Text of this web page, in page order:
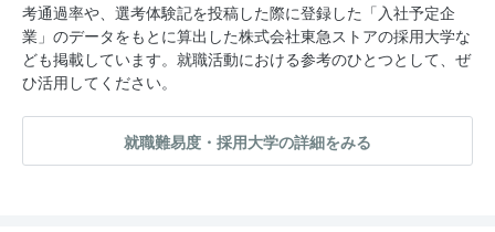
考通過率や、選考体験記を投稿した際に登録した「入社予定企
業」のデータをもとに算出した株式会社東急ストアの採用大学な
ども掲載しています。就職活動における参考のひとつとして、ぜ
ひ活用してください。
就職難易度・採用大学の詳細をみる